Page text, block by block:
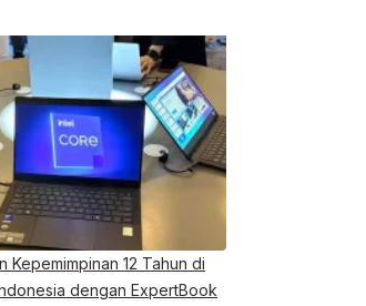
Kepemimpinan 12 Tahun di
dengan ExpertBook